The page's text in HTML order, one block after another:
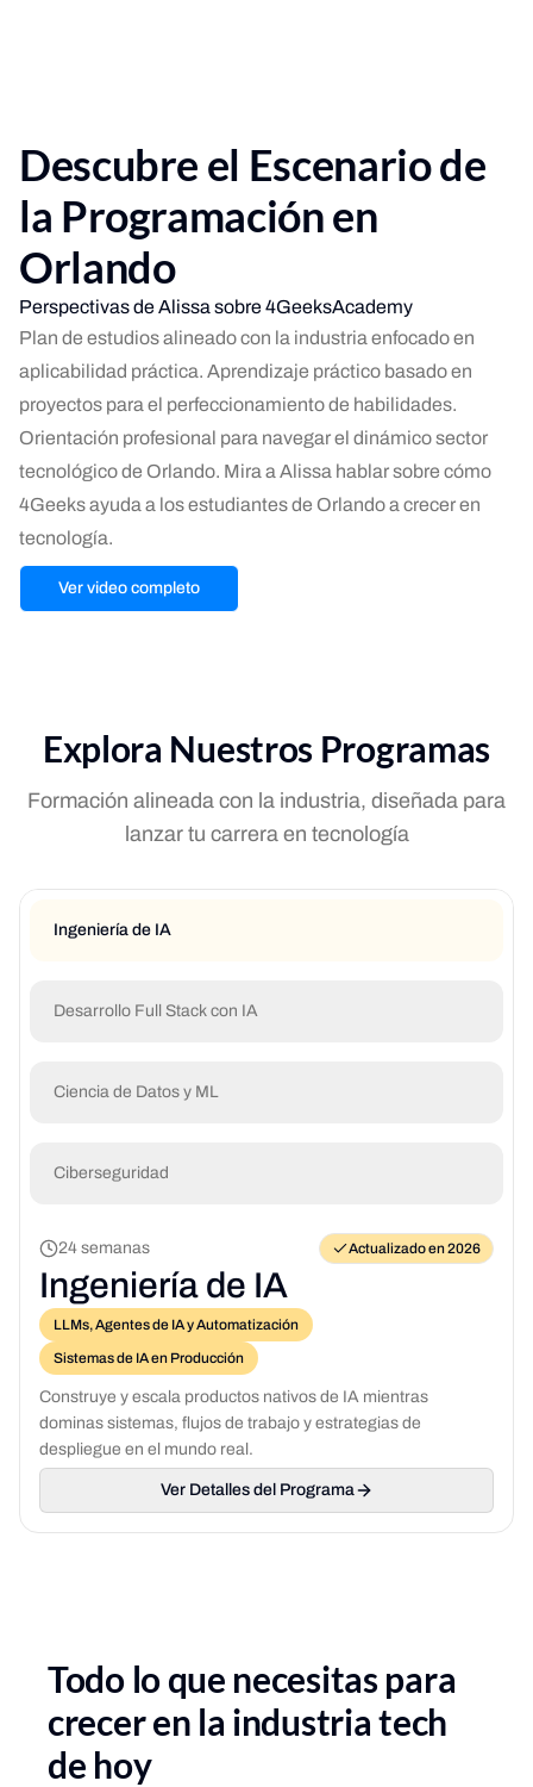
Descubre el Escenario de
la Programación en
Orlando
Perspectivas de Alissa sobre 4GeeksAcademy
Plan de estudios alineado con la industria enfocado en
aplicabilidad práctica. Aprendizaje práctico basado en
proyectos para el perfeccionamiento de habilidades.
Orientación profesional para navegar el dinámico sector
tecnológico de Orlando. Mira a Alissa hablar sobre cómo
4Geeks ayuda a los estudiantes de Orlando a crecer en
tecnología.
Ver video completo
Explora Nuestros Programas
Formación alineada con la industria, diseñada para
lanzar tu carrera en tecnología
Ingeniería de IA
Desarrollo Full Stack con IA
Ciencia de Datos y ML
Ciberseguridad
24 semanas Actualizado en 2026
Ingeniería de IA
LLMs, Agentes de IA y Automatización
Sistemas de IA en Producción
Construye y escala productos nativos de IA mientras
dominas sistemas, flujos de trabajo y estrategias de
despliegue en el mundo real.
Ver Detalles del Programa
Todo lo que necesitas para
crecer en la industria tech
de hoy